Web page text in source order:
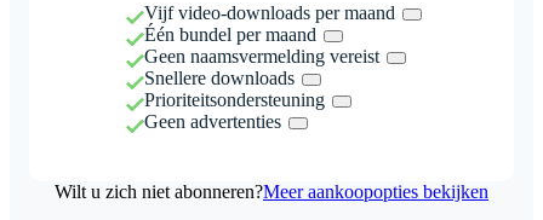
Vijf video-downloads per maand
Één bundel per maand
Geen naamsvermelding vereist
Snellere downloads
Prioriteitsondersteuning
Geen advertenties
Wilt u zich niet abonneren?Meer aankoopopties bekijken